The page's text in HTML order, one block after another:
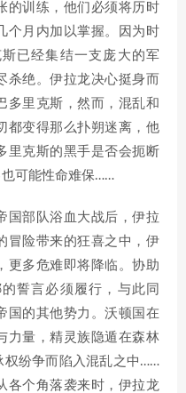
的训练，他们必须将历时
个月内加以掌握。因为时
已经集结一支庞大的军
杀绝。伊拉龙决心挺身而
里克斯，然而，混乱和
都变得那么扑朔迷离，他
里克斯的黑手是否会扼断
也可能性命难保……
国部队浴血大战后，伊拉
冒险带来的狂喜之中，伊
更多危难即将降临。协助
誓言必须履行，与此同
国的其他势力。沃顿国在
力量，精灵族隐遁在森林
权纷争而陷入混乱之中……
各个角落袭来时，伊拉龙